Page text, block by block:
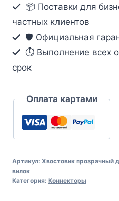
RJ45
(8
позиционных
модульных
кабеля
внешнего
диаметра
6.2мм.
100
📦 Поставки для
частных клиентов
🛡️ Официальная
⏱ Выполнение всех
срок
Оплата картами
Артикул: Хвостовик прозрачный
вилок
Категория: Коннекторы